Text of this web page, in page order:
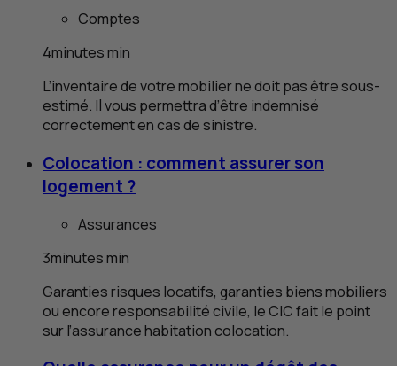
Comptes
4minutesmin
L’inventaire de votre mobilier ne doit pas être sous-
estimé. Il vous permettra d’être indemnisé
correctement en cas de sinistre.
Colocation : comment assurer son
logement ?
Assurances
3minutesmin
Garanties risques locatifs, garanties biens mobiliers
ou encore responsabilité civile, leCICfait le point
sur l’assurance habitation colocation.